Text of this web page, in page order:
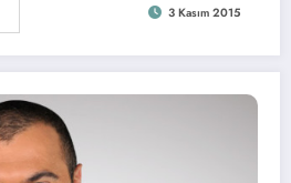
3 Kasım 2015